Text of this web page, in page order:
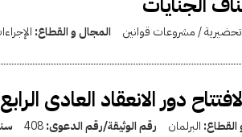
/ مشروعات قوانين المجال و القطاع:
دور الانعقاد العادى
القطاع: البرلمان رقم الوثيقة/رقم الدعوى:408